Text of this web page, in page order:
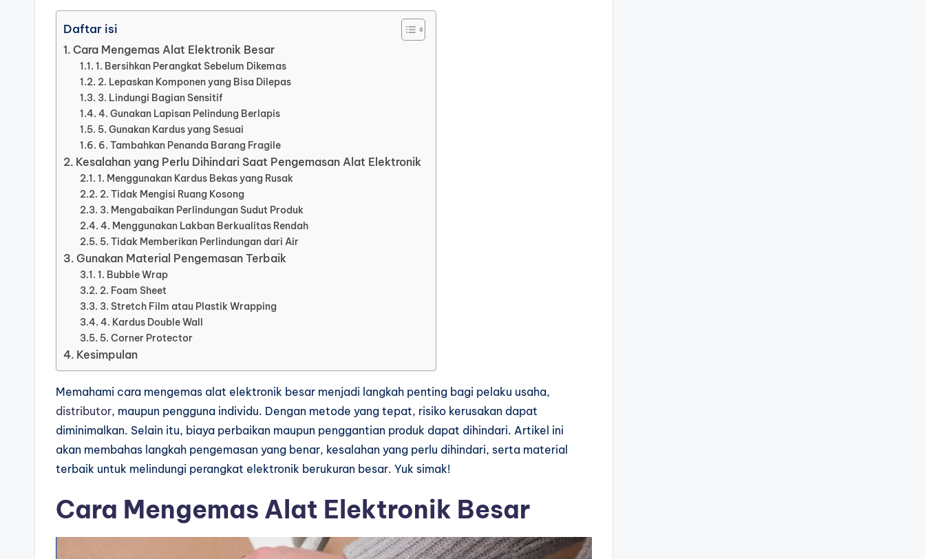
Daftar isi
Cara Mengemas Alat Elektronik Besar
1. Bersihkan Perangkat Sebelum Dikemas
2. Lepaskan Komponen yang Bisa Dilepas
3. Lindungi Bagian Sensitif
4. Gunakan Lapisan Pelindung Berlapis
5. Gunakan Kardus yang Sesuai
6. Tambahkan Penanda Barang Fragile
Kesalahan yang Perlu Dihindari Saat Pengemasan Alat Elektronik
1. Menggunakan Kardus Bekas yang Rusak
2. Tidak Mengisi Ruang Kosong
3. Mengabaikan Perlindungan Sudut Produk
4. Menggunakan Lakban Berkualitas Rendah
5. Tidak Memberikan Perlindungan dari Air
Gunakan Material Pengemasan Terbaik
1. Bubble Wrap
2. Foam Sheet
3. Stretch Film atau Plastik Wrapping
4. Kardus Double Wall
5. Corner Protector
Kesimpulan
Memahami cara mengemas alat elektronik besar menjadi langkah penting bagi pelaku usaha,
distributor, maupun pengguna individu. Dengan metode yang tepat, risiko kerusakan dapat
diminimalkan. Selain itu, biaya perbaikan maupun penggantian produk dapat dihindari. Artikel ini
akan membahas langkah pengemasan yang benar, kesalahan yang perlu dihindari, serta material
terbaik untuk melindungi perangkat elektronik berukuran besar. Yuk simak!
Cara Mengemas Alat Elektronik Besar